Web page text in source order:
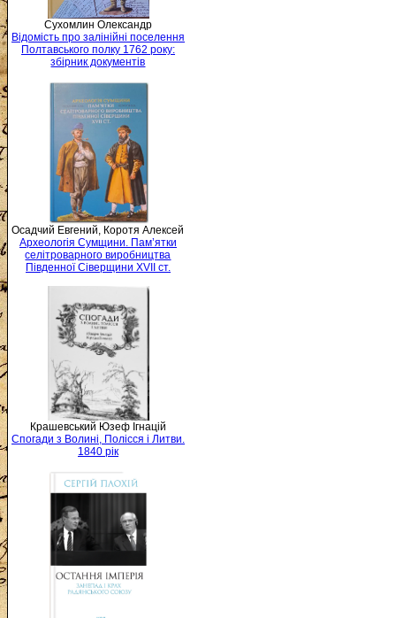
Сухомлин Олександр
Відомість про залінійні поселення
Полтавського полку 1762 року:
збірник документів
Осадчий Евгений, Коротя Алексей
Археологія Сумщини. Пам’ятки
селітроварного виробництва
Південної Сіверщини XVII ст.
Крашевський Юзеф Ігнацій
Спогади з Волині, Полісся і Литви.
1840 рік